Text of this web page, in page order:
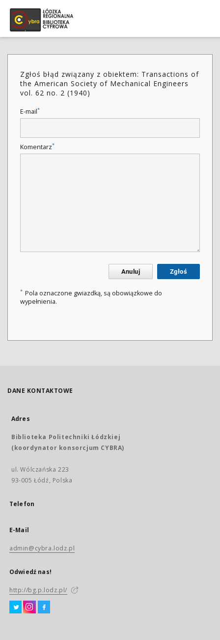
Zgłoś błąd związany z obiektem: Transactions of
the American Society of Mechanical Engineers
vol. 62 no. 2 (1940)
E-mail*
Komentarz*
Anuluj Zgłoś
* Pola oznaczone gwiazdką, są obowiązkowe do
wypełnienia.
DANE KONTAKTOWE
Adres
Biblioteka Politechniki Łódzkiej
(koordynator konsorcjum CYBRA)
ul. Wólczańska 223
93-005 Łódź, Polska
Telefon
E-Mail
admin@cybra.lodz.pl
Odwiedź nas!
http://bg.p.lodz.pl/